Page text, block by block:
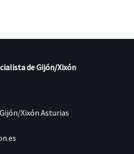
de Gijón/Xixón
Xixón Asturias